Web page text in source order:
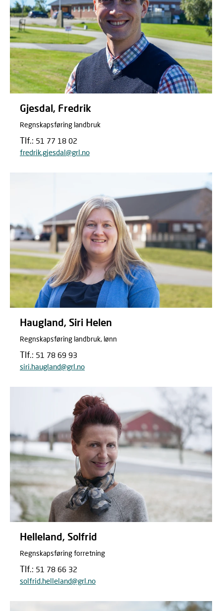
Gjesdal, Fredrik
Regnskapsføring landbruk
Tlf.: 51 77 18 02
fredrik.gjesdal@grl.no
Haugland, Siri Helen
Regnskapsføring landbruk, lønn
Tlf.: 51 78 69 93
siri.haugland@grl.no
Helleland, Solfrid
Regnskapsføring forretning
Tlf.: 51 78 66 32
solfrid.helleland@grl.no